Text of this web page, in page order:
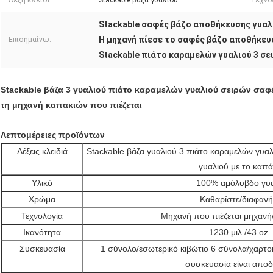
Επισημαίνω:
Stackable σαφές βάζο αποθήκευσης
Η μηχανή πίεσε το σαφές βάζο
Stackable πιάτο καραμελών γυαλιού 3
Stackable βάζα 3 γυαλιού πιάτο καραμελών γυαλιού σειρών
τη μηχανή καπακιών που πιέζεται
Λεπτομέρειες προϊόντων
Λέξεις κλειδιά
Stackable βάζα γυαλιού 3 πιάτο καραμελών
γυαλιού με το
Υλικό
100% αμόλυβδο
Χρώμα
Καθαρίστε/
Τεχνολογία
Μηχανή που πιέζεται
Ικανότητα
1230 μιλ./43 oz
Συσκευασία
1 σύνολο/εσωτερικό κιβώτιο 6 σύνολα/
συσκευασία είναι